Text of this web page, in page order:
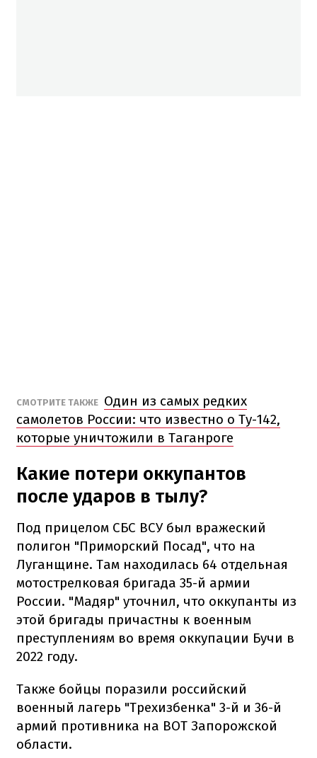
СМОТРИТЕ ТАКЖЕ Один из самых редких
самолетов России: что известно о Ту-142,
которые уничтожили в Таганроге
Какие потери оккупантов
после ударов в тылу?
Под прицелом СБС ВСУ был вражеский
полигон "Приморский Посад", что на
Луганщине. Там находилась 64 отдельная
мотострелковая бригада 35-й армии
России. "Мадяр" уточнил, что оккупанты из
этой бригады причастны к военным
преступлениям во время оккупации Бучи в
2022 году.
Также бойцы поразили российский
военный лагерь "Трехизбенка" 3-й и 36-й
армий противника на ВОТ Запорожской
области.